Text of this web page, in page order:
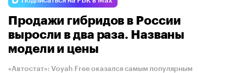
Voyah Geely Esteo
Продажи гибридов в России
выросли в два раза. Названы
модели и цены
«Автостат»: Voyah Free оказался самым популярным